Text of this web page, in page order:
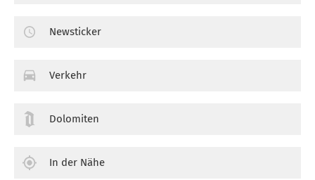
Newsticker
Verkehr
Dolomiten
In der Nähe